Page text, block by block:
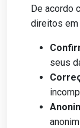
De acordo
direitos
seus